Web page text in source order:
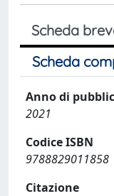
Scheda
Scheda
Anno di
2021
Codice ISBN
9788829011858
Citazione